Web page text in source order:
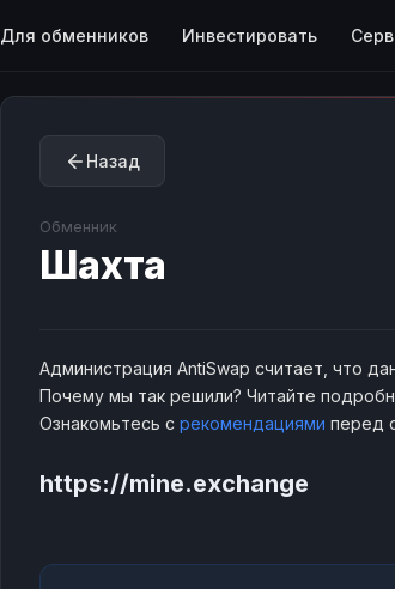
Для обменников Инвестировать
Назад
Обменник
Шахта
Администрация AntiSwap считает, что
Почему мы так решили? Читайте
Ознакомьтесь с рекомендациями перед
https://mine.exchange